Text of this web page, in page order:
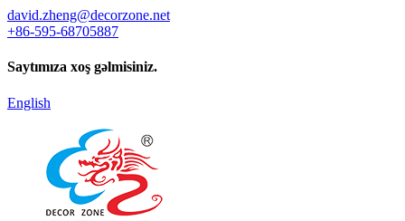
david.zheng@decorzone.net
+86-595-68705887
Saytımıza xoş gəlmisiniz.
English